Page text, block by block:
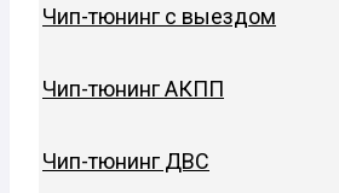
Чип-тюнинг с выездом
Чип-тюнинг АКПП
Чип-тюнинг ДВС